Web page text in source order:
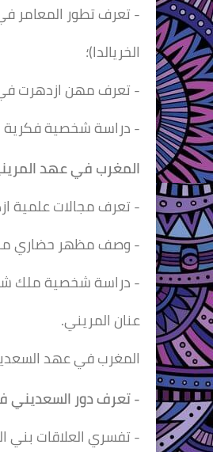
- تعرف تطور المعامر
الخريالدا)؛
- تعرف مهن ازدهرت
- دراسة شخصية فكرية
المغرب في عهد
- تعرف مجالات علمية
- وصف مظهر حضاري
- دراسة شخصية ملك
عنان المريني.
المغرب في عهد
- تعرف دور السعديني
- تفسري العلاقات بني